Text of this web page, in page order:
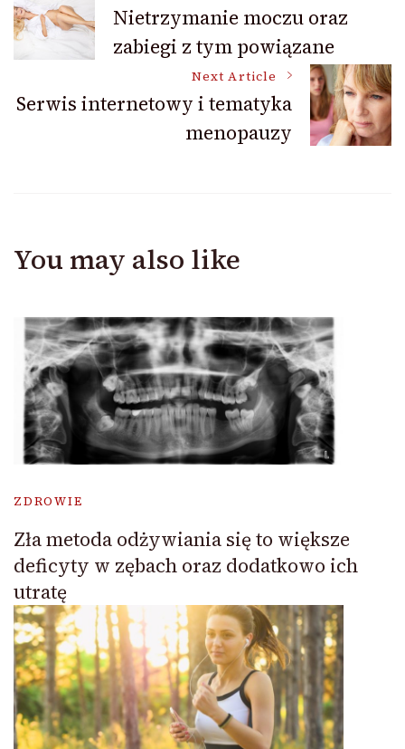
Navigation
Nietrzymanie moczu oraz
zabiegi z tym powiązane
Next Article
Serwis internetowy i tematyka
menopauzy
You may also like
ZDROWIE
Zła metoda odżywiania się to większe
deficyty w zębach oraz dodatkowo ich
utratę